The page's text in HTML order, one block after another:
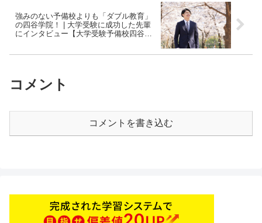
強みのない予備校よりも「ダブル教育」
の四谷学院！ | 大学受験に成功した先輩
にインタビュー【大学受験予備校四谷学
コメント
コメントを書き込む